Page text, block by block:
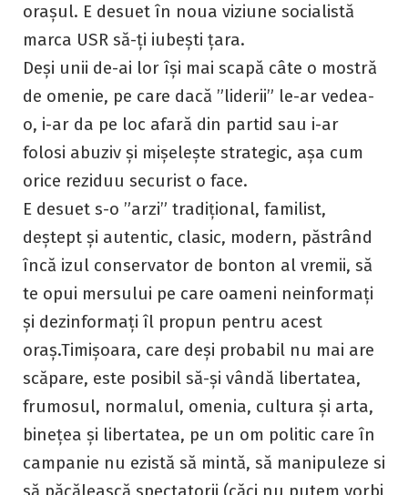
orașul. E desuet în noua viziune socialistă
marca USR să-ți iubești țara.
Deși unii de-ai lor își mai scapă câte o mostră
de omenie, pe care dacă ”liderii” le-ar vedea-
o, i-ar da pe loc afară din partid sau i-ar
folosi abuziv și mișelește strategic, așa cum
orice reziduu securist o face.
E desuet s-o ”arzi” tradițional, familist,
deștept și autentic, clasic, modern, păstrând
încă izul conservator de bonton al vremii, să
te opui mersului pe care oameni neinformați
și dezinformați îl propun pentru acest
oraș.Timișoara, care deși probabil nu mai are
scăpare, este posibil să-și vândă libertatea,
frumosul, normalul, omenia, cultura și arta,
binețea și libertatea, pe un om politic care în
campanie nu ezistă să mintă, să manipuleze si